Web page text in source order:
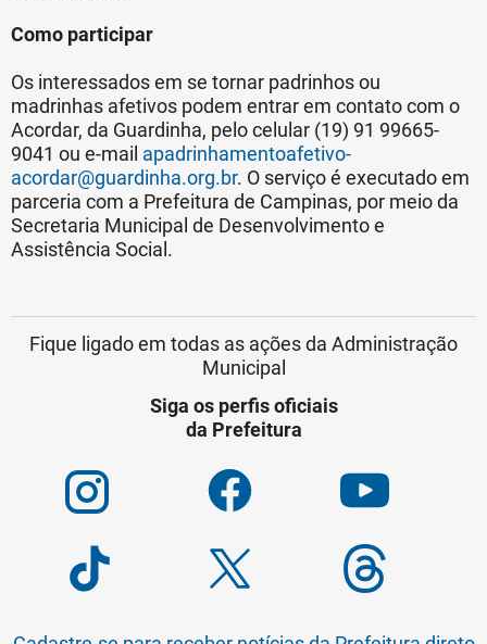
Como participar
Os interessados em se tornar padrinhos ou
madrinhas afetivos podem entrar em contato com o
Acordar, da Guardinha, pelo celular (19) 91 99665-
9041 ou e-mail apadrinhamentoafetivo-
acordar@guardinha.org.br. O serviço é executado em
parceria com a Prefeitura de Campinas, por meio da
Secretaria Municipal de Desenvolvimento e
Assistência Social.
Fique ligado em todas as ações da Administração
Municipal
Siga os perfis oficiais
da Prefeitura